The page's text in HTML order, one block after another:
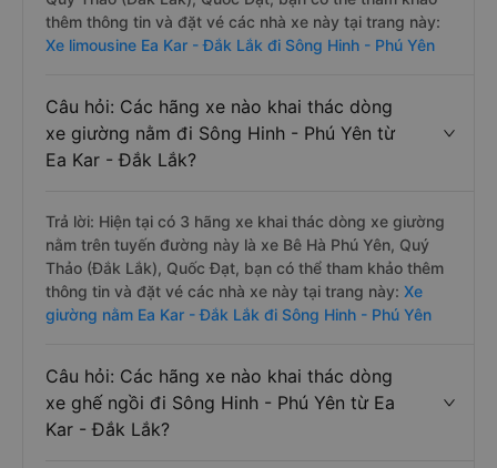
thêm thông tin và đặt vé các nhà xe này tại trang này:
Xe limousine Ea Kar - Đắk Lắk đi Sông Hinh - Phú Yên
Câu hỏi: Các hãng xe nào khai thác dòng
xe giường nằm đi Sông Hinh - Phú Yên từ
Ea Kar - Đắk Lắk?
Trả lời: Hiện tại có 3 hãng xe khai thác dòng xe giường
nằm trên tuyến đường này là xe Bê Hà Phú Yên, Quý
Thảo (Đắk Lắk), Quốc Đạt, bạn có thể tham khảo thêm
thông tin và đặt vé các nhà xe này tại trang này: Xe
giường nằm Ea Kar - Đắk Lắk đi Sông Hinh - Phú Yên
Câu hỏi: Các hãng xe nào khai thác dòng
xe ghế ngồi đi Sông Hinh - Phú Yên từ Ea
Kar - Đắk Lắk?